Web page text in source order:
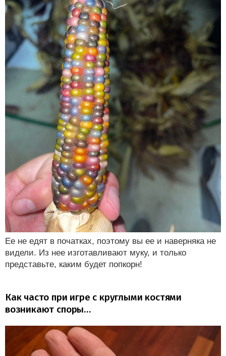
Ее не едят в початках, поэтому вы ее и наверняка не
видели. Из нее изготавливают муку, и только
представьте, каким будет попкорн!
Как часто при игре с круглыми костями
возникают споры…